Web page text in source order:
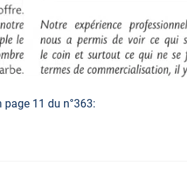
page 11 du n°363: